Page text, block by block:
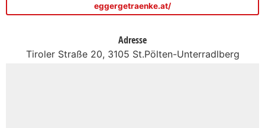
eggergetraenke.at/
Adresse
Tiroler Straße 20, 3105 St.Pölten-Unterradlberg